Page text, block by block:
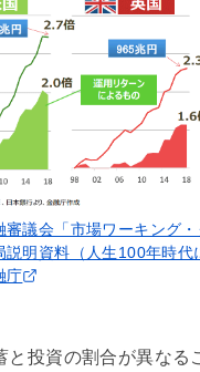
審議会「市場ワーキング
説明資料（人生100年時代
庁
と投資の割合が異なる